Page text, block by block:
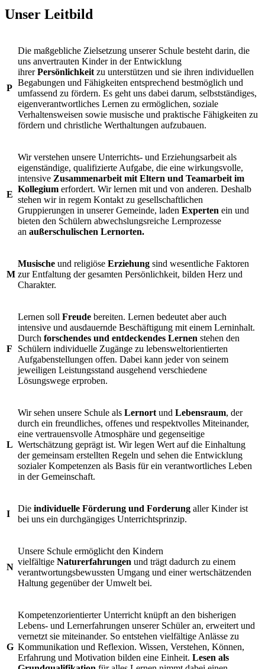
Unser Leitbild
P
Die maßgebliche Zielsetzung unserer Schule besteht darin, die
uns anvertrauten Kinder in der Entwicklung
ihrerPersönlichkeit zu unterstützen und sie ihren individuellen
Begabungen und Fähigkeiten entsprechend bestmöglich und
umfassend zu fördern. Es geht uns dabei darum, selbstständiges,
eigenverantwortliches Lernen zu ermöglichen, soziale
Verhaltensweisen sowie musische und praktische Fähigkeiten zu
fördern und christliche Werthaltungen aufzubauen.
E
Wir verstehen unsere Unterrichts- und Erziehungsarbeit als
eigenständige, qualifizierte Aufgabe, die eine wirkungsvolle,
intensive Zusammenarbeit mit Eltern und Teamarbeit im
Kollegium erfordert. Wir lernen mit und von anderen. Deshalb
stehen wir in regem Kontakt zu gesellschaftlichen
Gruppierungen in unserer Gemeinde, laden Experten ein und
bieten den Schülern abwechslungsreiche Lernprozesse
an außerschulischen Lernorten.
M
Musische und religiöse Erziehung sind wesentliche Faktoren
zur Entfaltung der gesamten Persönlichkeit, bilden Herz und
Charakter.
F
Lernen soll Freude bereiten. Lernen bedeutet aber auch
intensive und ausdauernde Beschäftigung mit einem Lerninhalt.
Durch forschendes und entdeckendes Lernen stehen den
Schülern individuelle Zugänge zu lebensweltorientierten
Aufgabenstellungen offen. Dabei kann jeder von seinem
jeweiligen Leistungsstand ausgehend verschiedene
Lösungswege erproben.
L
Wir sehen unsere Schule als Lernort und Lebensraum, der
durch ein freundliches, offenes und respektvolles Miteinander,
eine vertrauensvolle Atmosphäre und gegenseitige
Wertschätzung geprägt ist. Wir legen Wert auf die Einhaltung
der gemeinsam erstellten Regeln und sehen die Entwicklung
sozialer Kompetenzen als Basis für ein verantwortliches Leben
in der Gemeinschaft.
I
Die individuelle Förderung und Forderung aller Kinder ist
bei uns ein durchgängiges Unterrichtsprinzip.
N
Unsere Schule ermöglicht den Kindern
vielfältige Naturerfahrungen und trägt dadurch zu einem
verantwortungsbewussten Umgang und einer wertschätzenden
Haltung gegenüber der Umwelt bei.
G
Kompetenzorientierter Unterricht knüpft an den bisherigen
Lebens- und Lernerfahrungen unserer Schüler an, erweitert und
vernetzt sie miteinander. So entstehen vielfältige Anlässe zu
Kommunikation und Reflexion. Wissen, Verstehen, Können,
Erfahrung und Motivation bilden eine Einheit. Lesen als